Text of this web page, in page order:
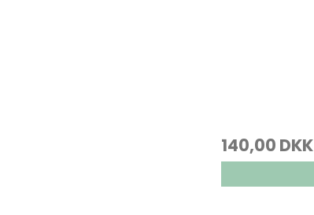
140,00 DKK